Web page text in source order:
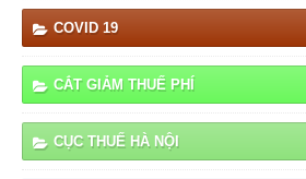
COVID 19
CẮT GIẢM THUẾ PHÍ
CỤC THUẾ HÀ NỘI